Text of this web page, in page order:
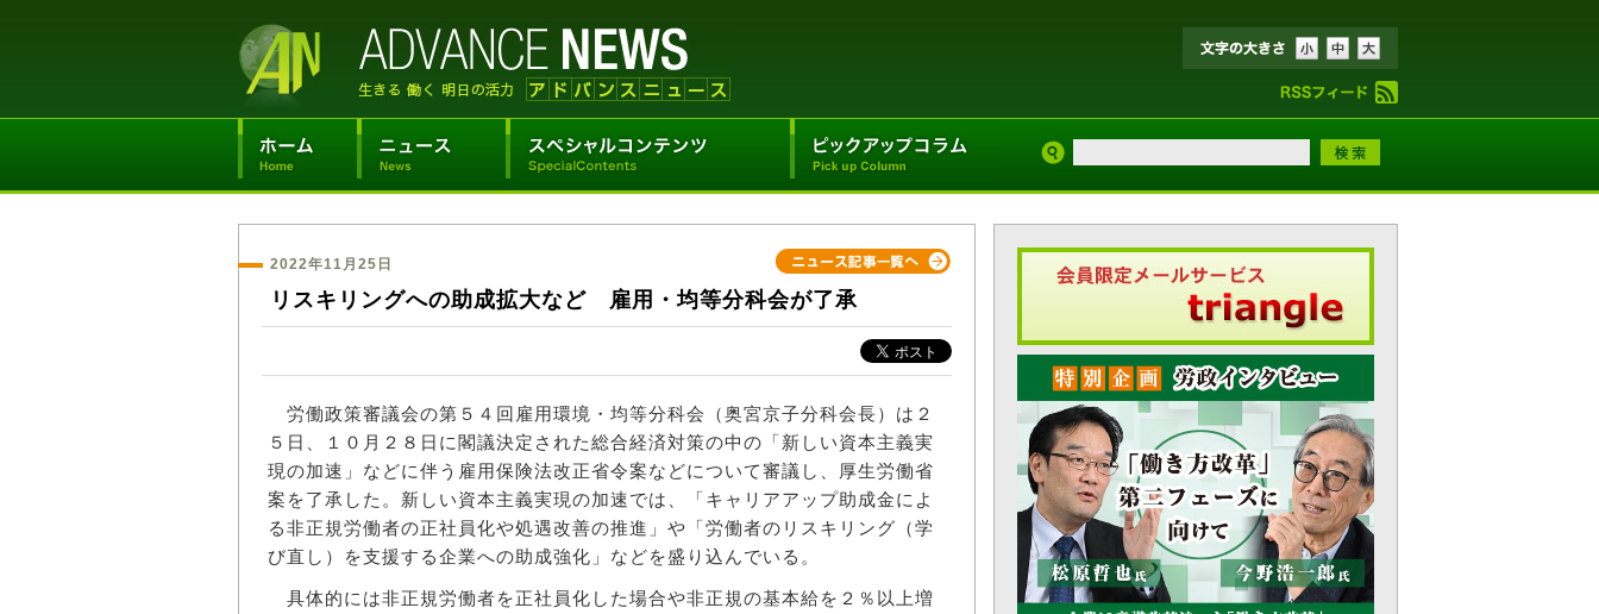
2022年11月25日
リスキリングへの助成拡大など 雇用・均等分科会が了承
労働政策審議会の第５４回雇用環境・均等分科会（奥宮京子分科会長）は２
５日、１０月２８日に閣議決定された総合経済対策の中の「新しい資本主義実
現の加速」などに伴う雇用保険法改正省令案などについて審議し、厚生労働省
案を了承した。新しい資本主義実現の加速では、「キャリアアップ助成金によ
る非正規労働者の正社員化や処遇改善の推進」や「労働者のリスキリング（学
び直し）を支援する企業への助成強化」などを盛り込んでいる。
具体的には非正規労働者を正社員化した場合や非正規の基本給を２％以上増